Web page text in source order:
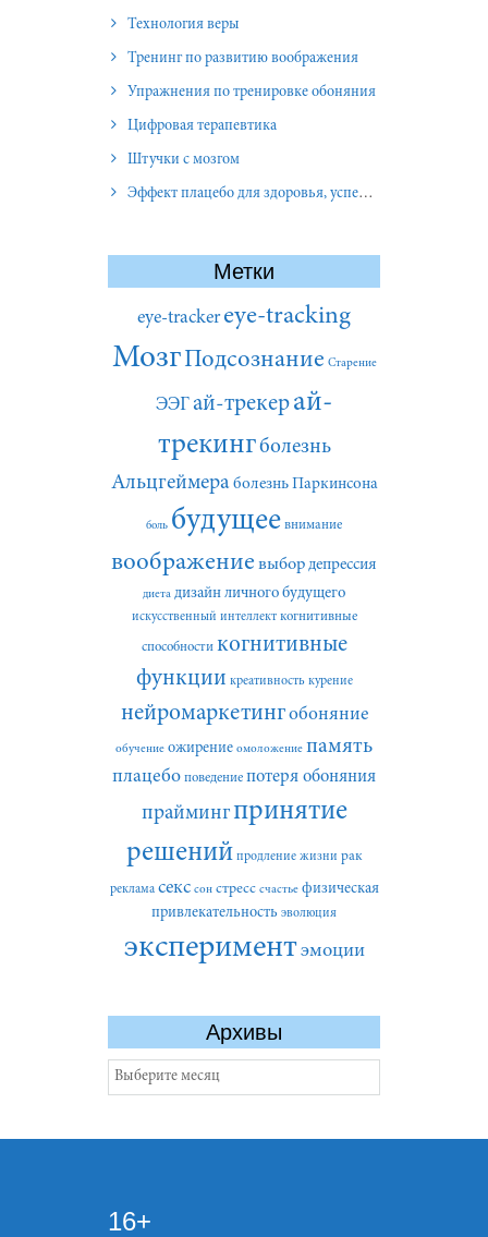
Технология веры
Тренинг по развитию воображения
Упражнения по тренировке обоняния
Цифровая терапевтика
Штучки с мозгом
Эффект плацебо для здоровья, успеха и отношений
Метки
eye-tracker eye-tracking
МозгПодсознание Старение
ЭЭГай-трекерай-
трекингболезнь
Альцгеймера болезнь Паркинсона
боль будущее внимание
воображение выбор депрессия
диета дизайн личного будущего
искусственный интеллект когнитивные
способности когнитивные
функции креативность курение
нейромаркетингобоняние
обучение ожирение омоложение память
плацебо поведение потеря обоняния
праймингпринятие
решений продление жизни рак
реклама секс сон стресс счастье физическая
привлекательность эволюция
экспериментэмоции
Архивы
Архивы
16+